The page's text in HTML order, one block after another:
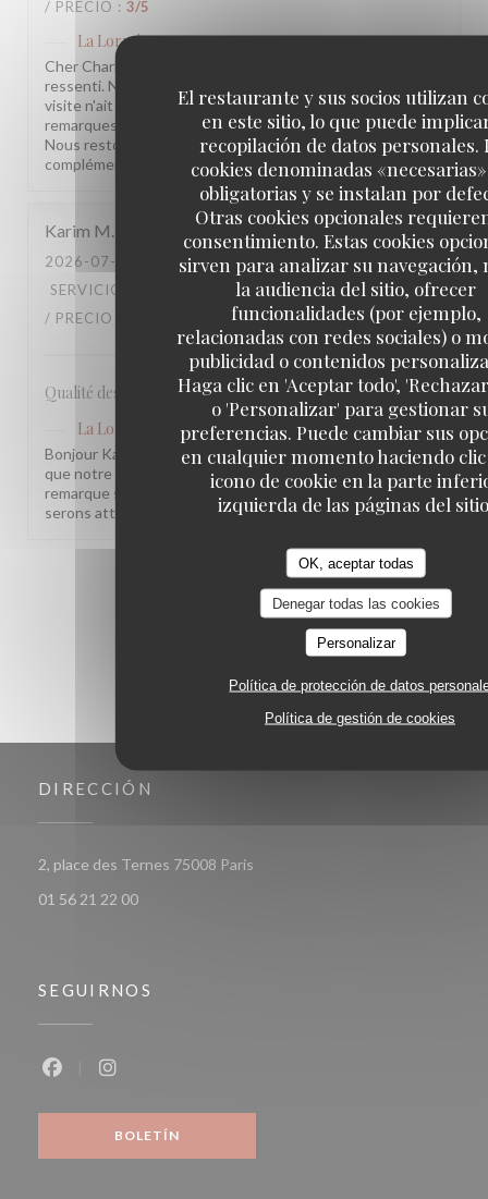
El restaurante y sus socios utilizan
en este sitio, lo que puede
recopilación de datos personales.
cookies denominadas
obligatorias y se instalan por
Otras cookies opcionales
consentimiento. Estas cookies
sirven para analizar su navegación,
la audiencia del sitio, ofrecer
funcionalidades (por ejemplo,
relacionadas con redes sociales) o
publicidad o contenidos
Haga clic en 'Aceptar todo',
o 'Personalizar' para gestionar
preferencias. Puede cambiar sus
en cualquier momento haciendo
icono de cookie en la parte
izquierda de las páginas del
OK, aceptar todas
Denegar todas las cookies
Personalizar
Política de protección de datos
Política de gestión de cookies
/ PRECIO : 3/5
La Lorraineha respondido a su opinión
Cher Charles, Merci d'avoir pris le temps de partager votre
ressenti. Nous sommes sincèrement désolés que votre
visite n'ait pas été à la hauteur de vos attentes. Vos
remarques sont précieuses et nous les prenons à cœur.
Nous restons à votre disposition pour tout échange
complémentaire. L'équipe de la Brasserie La Lorraine
Karim M
2026-07-17
- 20:30 - INVITADOS 2
SERVICIO
AMBIENTE: 4/5 MENÚ: 4 /5
CALIDAD
/ PRECIO
Qualité des plats, cadre et amabilité de l’équipe
La Lorraine
ha respondido a su opinión
Bonjour Karim, Merci pour ce retour ! Nous sommes ravis
que notre équipe et l'ambiance vous aient plu. Votre
remarque sur le rapport qualité-prix est notée, nous y
serons attentifs. À très bientôt !
3
DIRECCIÓN
2, place des Ternes 75008 Paris
01 56 21 22 00
SEGUIRNOS
BOLETÍN